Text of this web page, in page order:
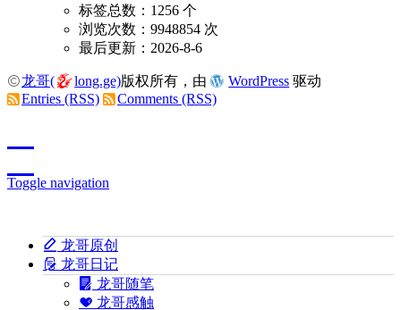
标签总数：1256 个
浏览次数：9948854 次
最后更新：2026-8-6
龙哥( long.ge)版权所有，由 WordPress 驱动
Entries (RSS)
Comments (RSS)
Toggle navigation
龙哥原创
龙哥日记
龙哥随笔
龙哥感触